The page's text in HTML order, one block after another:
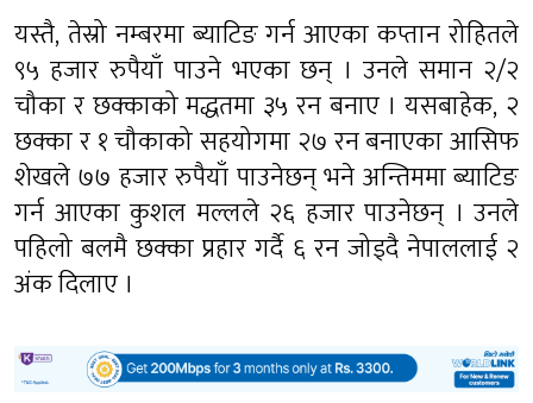
यस्तै, तेस्रो नम्बरमा ब्याटिङ गर्न आएका कप्तान रोहितले
९५ हजार रुपैयाँ पाउने भएका छन् । उनले समान २/२
चौका र छक्काको मद्धतमा ३५ रन बनाए । यसबाहेक, २
छक्का र १ चौकाको सहयोगमा २७ रन बनाएका आसिफ
शेखले ७७ हजार रुपैयाँ पाउनेछन् भने अन्तिममा ब्याटिङ
गर्न आएका कुशल मल्लले २६ हजार पाउनेछन् । उनले
पहिलो बलमै छक्का प्रहार गर्दै ६ रन जोड्दै नेपाललाई २
अंक दिलाए ।